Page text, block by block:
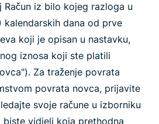
iz bilo kojeg razloga u
dana od prve
koji je opisan u nastavku,
iznosa koji ste platili
Za traženje povrata
povrata novca, prijavite
svoje račune u izborniku
biste vidjeli koja prethodna